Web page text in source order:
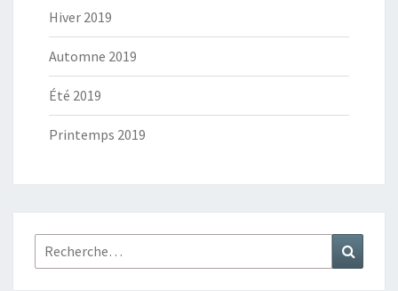
Hiver 2019
Automne 2019
Été 2019
Printemps 2019
Rechercher :